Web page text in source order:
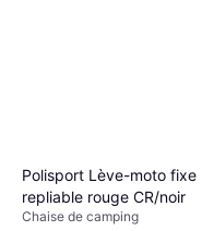
Polisport Lève-moto fixe
repliable rouge CR/noir
Chaise de camping